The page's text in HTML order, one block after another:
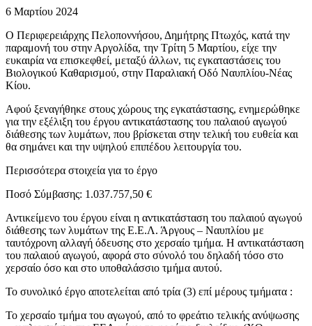
6 Μαρτίου 2024
Ο Περιφερειάρχης Πελοποννήσου, Δημήτρης Πτωχός, κατά την
παραμονή του στην Αργολίδα, την Τρίτη 5 Μαρτίου, είχε την
ευκαιρία να επισκεφθεί, μεταξύ άλλων, τις εγκαταστάσεις του
Βιολογικού Καθαρισμού, στην Παραλιακή Οδό Ναυπλίου-Νέας
Κίου.
Αφού ξεναγήθηκε στους χώρους της εγκατάστασης, ενημερώθηκε
για την εξέλιξη του έργου αντικατάστασης του παλαιού αγωγού
διάθεσης των λυμάτων, που βρίσκεται στην τελική του ευθεία και
θα σημάνει και την υψηλού επιπέδου λειτουργία του.
Περισσότερα στοιχεία για το έργο
Ποσό Σύμβασης: 1.037.757,50 €
Αντικείμενο του έργου είναι η αντικατάσταση του παλαιού αγωγού
διάθεσης των λυμάτων της Ε.Ε.Λ. Άργους – Ναυπλίου με
ταυτόχρονη αλλαγή όδευσης στο χερσαίο τμήμα. Η αντικατάσταση
του παλαιού αγωγού, αφορά στο σύνολό του δηλαδή τόσο στο
χερσαίο όσο και στο υποθαλάσσιο τμήμα αυτού.
Το συνολικό έργο αποτελείται από τρία (3) επί μέρους τμήματα :
Το χερσαίο τμήμα του αγωγού, από το φρεάτιο τελικής ανύψωσης